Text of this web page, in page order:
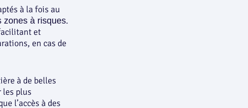
à la fois au
zones à risques.
et
en cas de
à de belles
les plus
l’accès à des